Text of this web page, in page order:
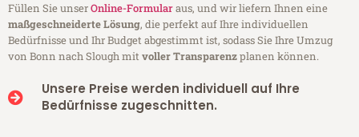
Füllen Sie unserOnline-Formularaus, und wir liefern Ihnen eine
maßgeschneiderte Lösung, die perfekt auf Ihre individuellen
Bedürfnisse und Ihr Budget abgestimmt ist, sodass Sie Ihre Umzug
von Bonn nach Slough mitvoller Transparenzplanen können.
Unsere Preise werden individuell auf Ihre
Bedürfnisse zugeschnitten.